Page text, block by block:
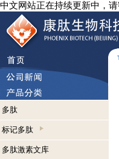
中文网站正在持续更新中，
多肽
标记多肽
多肽激素文库